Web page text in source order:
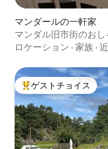
マンダールの一軒家
マンダル旧市街のお
歩で行ける
ロケーション · 家族 ·
大好評のゲストチョ
ゲストチョイス